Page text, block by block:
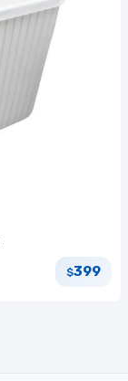
$399